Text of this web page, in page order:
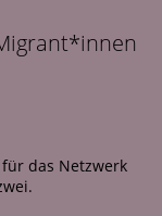
das Netzwerk